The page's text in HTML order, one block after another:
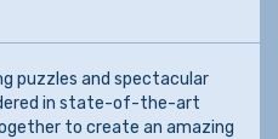
puzzles and spectacular
in state-of-the-art
to create an amazing